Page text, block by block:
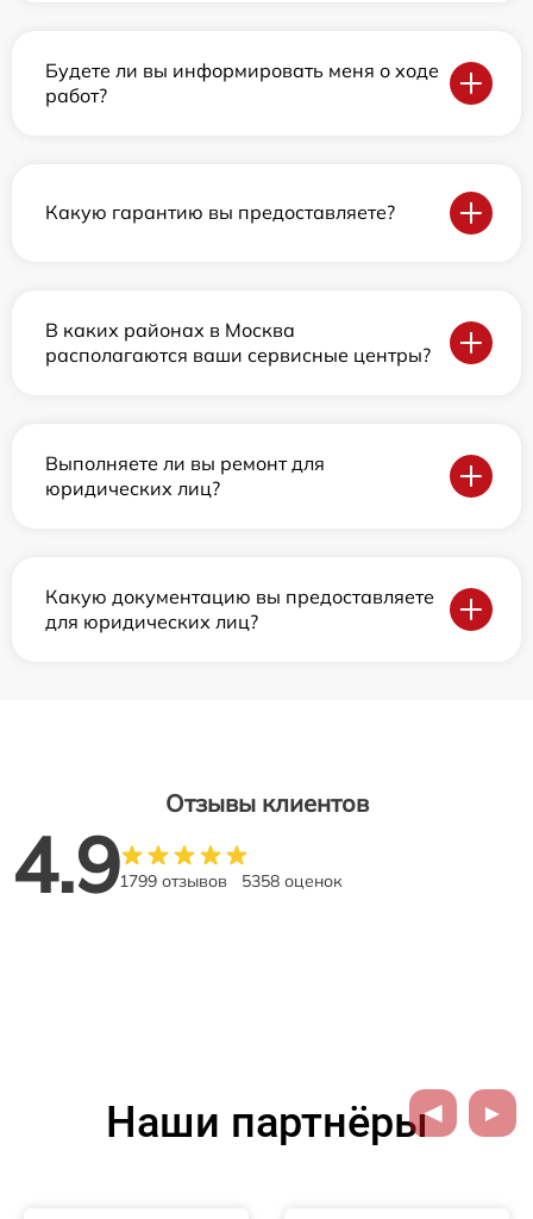
Будете ли вы информировать меня о ходе
работ?
Какую гарантию вы предоставляете?
В каких районах в Москва
располагаются ваши сервисные центры?
Выполняете ли вы ремонт для
юридических лиц?
Какую документацию вы предоставляете
для юридических лиц?
Отзывы клиентов
4.91799 отзывов 5358 оценок
Наши партнёры